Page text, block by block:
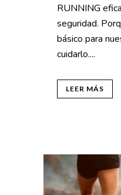
RUNNING
seguridad.
básico para
cuidarlo....
LEER MÁS